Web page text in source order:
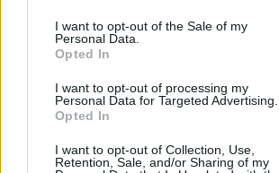
I want to opt-out of the Sale of my
Personal Data.
Opted In
I want to opt-out of processing my
Personal Data for Targeted Advertising.
Opted In
I want to opt-out of Collection, Use,
Retention, Sale, and/or Sharing of my
32 laipsnių šilumos
Žinios | Orai
V. Zalužno pasisakymą laiko bandymu
Ukrainos politikoje: jis yra neteisus
Laidos | Nauja diena